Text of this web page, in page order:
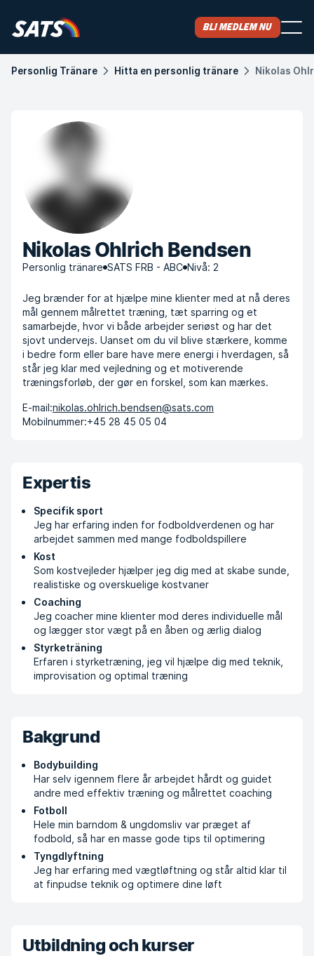
Bli medlem nu
Personlig Tränare Hitta en personlig tränare Nikolas
Nikolas Ohlrich Bendsen
Personlig tränare SATS FRB - ABC Nivå: 2
Jeg brænder for at hjælpe mine klienter med at nå deres
mål gennem målrettet træning, tæt sparring og et
samarbejde, hvor vi både arbejder seriøst og har det
sjovt undervejs. Uanset om du vil blive stærkere, komme
i bedre form eller bare have mere energi i hverdagen, så
står jeg klar med vejledning og et motiverende
træningsforløb, der gør en forskel, som kan mærkes.
E-mail:nikolas.ohlrich.bendsen@sats.com
Mobilnummer:+45 28 45 05 04
Expertis
Specifik sport
Jeg har erfaring inden for fodboldverdenen og har
arbejdet sammen med mange fodboldspillere
Kost
Som kostvejleder hjælper jeg dig med at skabe sunde,
realistiske og overskuelige kostvaner
Coaching
Jeg coacher mine klienter mod deres individuelle mål
og lægger stor vægt på en åben og ærlig dialog
Styrketräning
Erfaren i styrketræning, jeg vil hjælpe dig med teknik,
improvisation og optimal træning
Bakgrund
Bodybuilding
Har selv igennem flere år arbejdet hårdt og guidet
andre med effektiv træning og målrettet coaching
Fotboll
Hele min barndom & ungdomsliv var præget af
fodbold, så har en masse gode tips til optimering
Tyngdlyftning
Jeg har erfaring med vægtløftning og står altid klar til
at finpudse teknik og optimere dine løft
Utbildning och kurser